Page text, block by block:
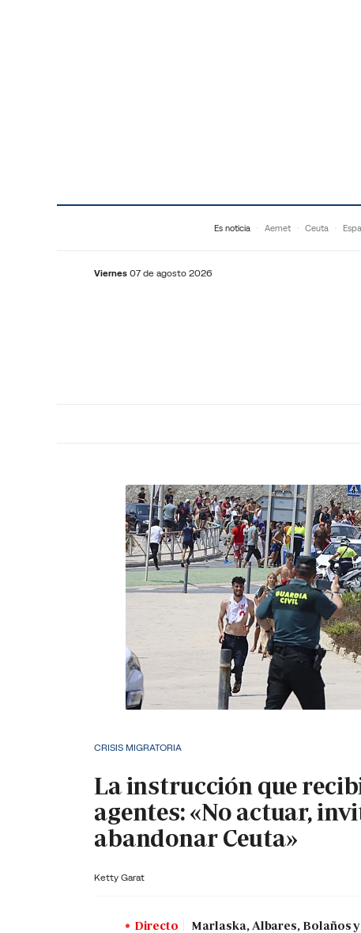
Es noticia Aemet Ceuta
Viernes 07 de agosto 2026
CRISIS MIGRATORIA
La instrucción que
agentes: «No actuar,
abandonar Ceuta»
Ketty Garat
Directo
Marlaska, Albares, Bolaños